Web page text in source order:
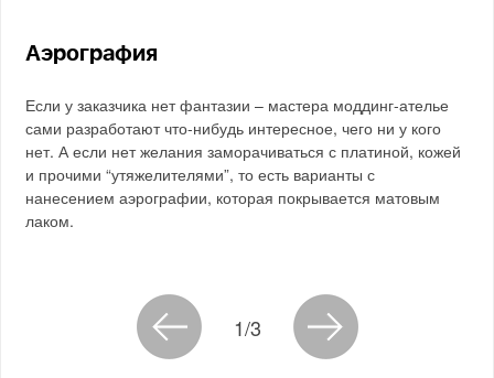
Аэрография
Если у заказчика нет фантазии – мастера моддинг-ателье
сами разработают что-нибудь интересное, чего ни у кого
нет. А если нет желания заморачиваться с платиной, кожей
и прочими “утяжелителями”, то есть варианты с
нанесением аэрографии, которая покрывается матовым
лаком.
1/3